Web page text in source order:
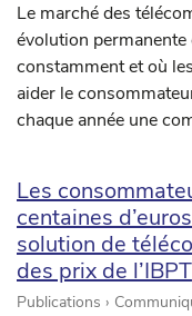
Le marché des
évolution
constamment et où
aider le
chaque année une
Les
centaines
solution de
des prix de l’IBPT
Publications ›